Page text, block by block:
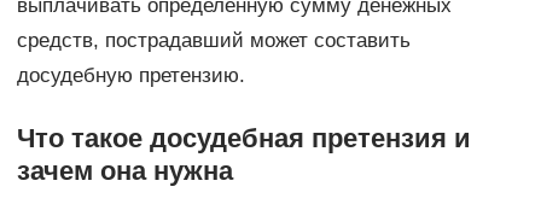
выплачивать определенную сумму денежных
средств, пострадавший может составить
досудебную претензию.
Что такое досудебная претензия и
зачем она нужна